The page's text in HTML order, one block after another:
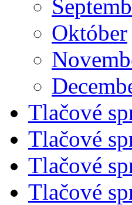
Október
Tlačové
Tlačové
Tlačové
Tlačové